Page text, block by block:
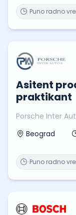
Puno radno
Asitent
praktikant
Porsche Inter
Beograd
Puno radno